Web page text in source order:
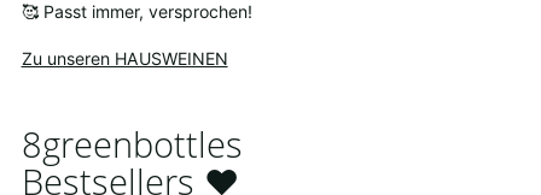
🥰 Passt immer, versprochen!
Zu unseren HAUSWEINEN
8greenbottles
Bestsellers ❤